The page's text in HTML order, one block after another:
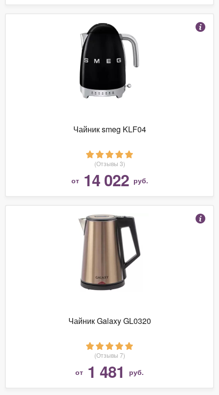
Чайник smeg KLF04
(Отзывы 3)
от 14 022 руб.
Чайник Galaxy GL0320
(Отзывы 7)
от 1 481 руб.